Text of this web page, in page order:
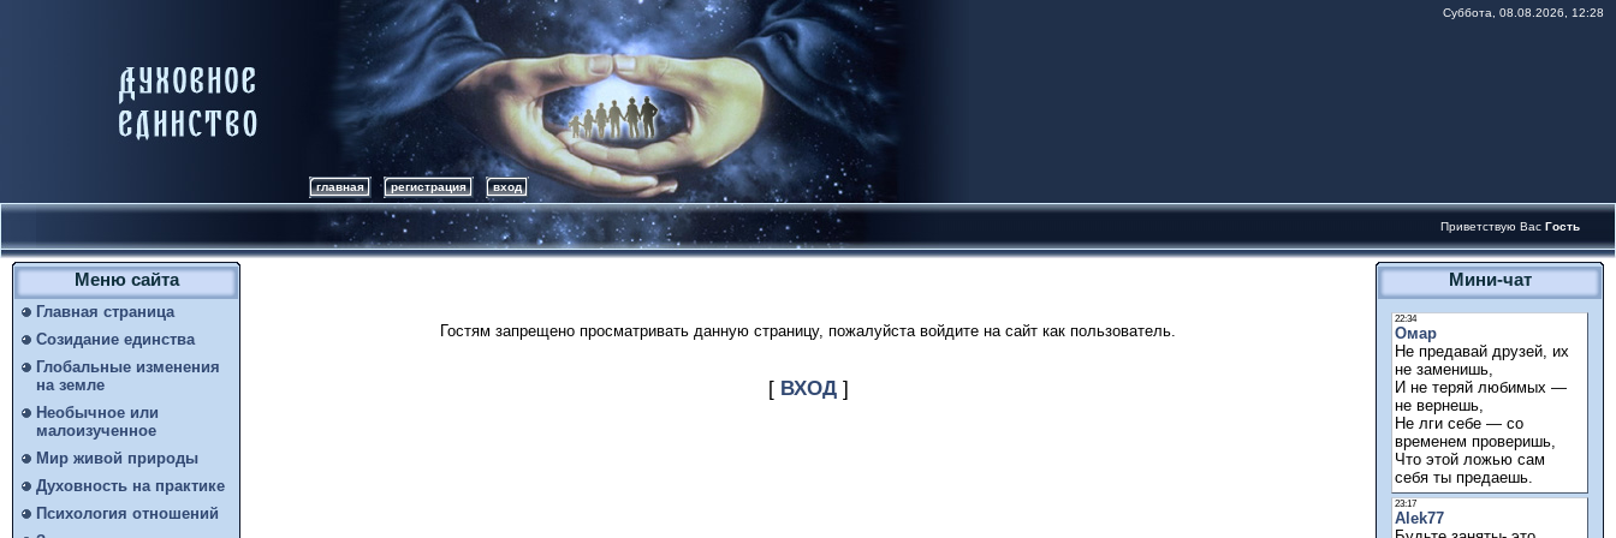
Суббота, 08.08.2026, 12:28
главная регистрация вход
Приветствую Вас Гость
Меню сайта
Главная страница
Созидание единства
Глобальные изменения
на земле
Необычное или
малоизученное
Мир живой природы
Духовность на практике
Психология отношений
Гостям запрещено просматривать данную страницу, пожалуйста войдите на сайт как пользователь.
[ ВХОД]
Мини-чат